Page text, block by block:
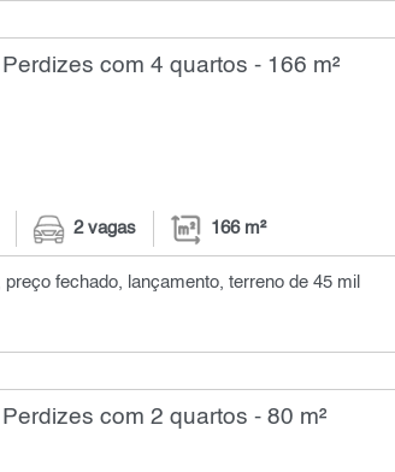
com 4 quartos - 166 m²
2 vagas 166 m²
fechado, lançamento, terreno de 45 mil
com 2 quartos - 80 m²